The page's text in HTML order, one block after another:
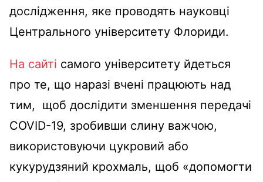
дослідження, яке проводять науковці
Центрального університету Флориди.
На сайті самого університету йдеться
про те, що наразі вчені працюють над
тим, щоб дослідити зменшення передачі
COVID-19, зробивши слину важчою,
використовуючи цукровий або
кукурудзяний крохмаль, щоб «допомогти